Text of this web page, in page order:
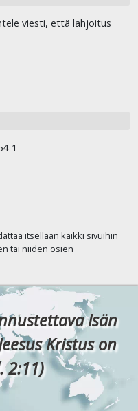
viesti, että lahjoitus
1
itsellään kaikki sivuihin
tai niiden osien
Isän
Kristus on
2:11)